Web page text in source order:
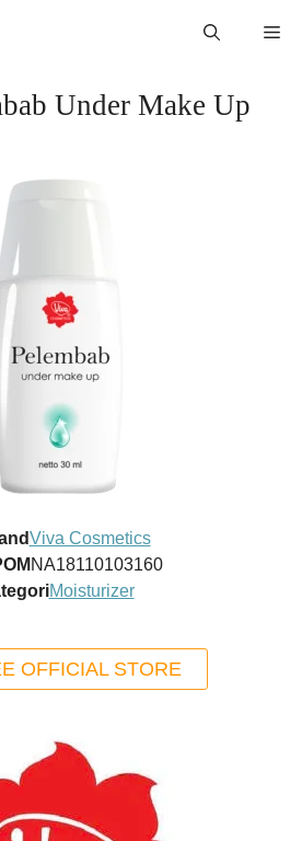
Under Make Up
Viva Cosmetics
NA18110103160
Moisturizer
OFFICIAL STORE